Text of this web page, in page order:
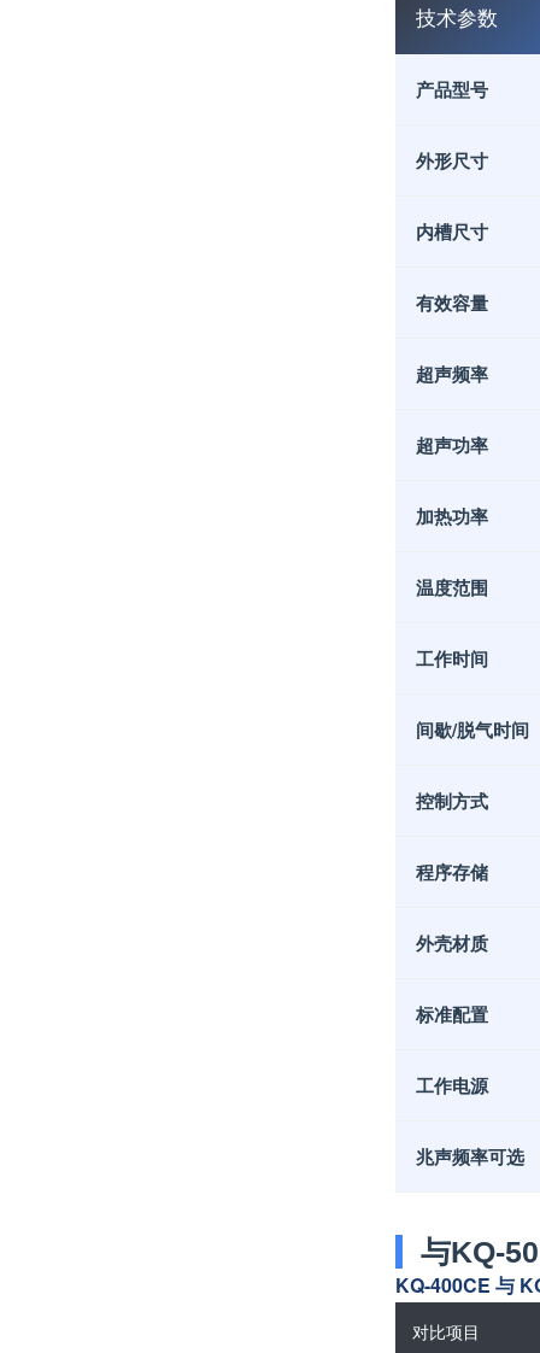
技术参数
产品型号
外形尺寸
内槽尺寸
有效容量
超声频率
超声功率
加热功率
温度范围
工作时间
间歇/脱气时间
控制方式
程序存储
外壳材质
标准配置
工作电源
兆声频率可选
与KQ-
KQ-400CE 与
对比项目